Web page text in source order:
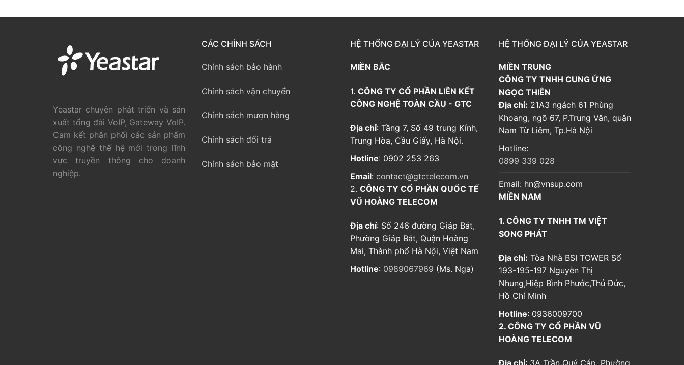
Yeastar chuyên phát triển và sản
xuất tổng đài VoIP, Gateway VoIP.
Cam kết phân phối các sản phẩm
công nghệ thế hệ mới trong lĩnh
vực truyền thông cho doanh
nghiệp.
CÁC CHÍNH SÁCH
Chính sách bảo hành
Chính sách vận chuyển
Chính sách mượn hàng
Chính sách đổi trả
Chính sách bảo mật
HỆ THỐNG ĐẠI LÝ CỦA YEASTAR
MIỀN BẮC
1. CÔNG TY CỔ PHẦN LIÊN KẾT
CÔNG NGHỆ TOÀN CẦU - GTC
Địa chỉ: Tầng 7, Số 49 trung Kính,
Trung Hòa, Cầu Giấy, Hà Nội.
Hotline: 0902 253 263
Email: contact@gtctelecom.vn
2. CÔNG TY CỔ PHẦN QUỐC TẾ
VŨ HOÀNG TELECOM
Địa chỉ: Số 246 đường Giáp Bát,
Phường Giáp Bát, Quận Hoàng
Mai, Thành phố Hà Nội, Việt Nam
Hotline: 0989067969 (Ms. Nga)
HỆ THỐNG ĐẠI LÝ CỦA YEASTAR
MIỀN TRUNG
CÔNG TY TNHH CUNG ỨNG
NGỌC THIÊN
Địa chỉ: 21A3 ngách 61 Phùng
Khoang, ngõ 67, P.Trung Văn, quận
Nam Từ Liêm, Tp.Hà Nội
Hotline:
0899 339 028
Email: hn@vnsup.com
MIỀN NAM
1. CÔNG TY TNHH TM VIỆT
SONG PHÁT
Địa chỉ: Tòa Nhà BSI TOWER Số
193-195-197 Nguyễn Thị
Nhung,Hiệp Bình Phước,Thủ Đức,
Hồ Chí Minh
Hotline: 0936009700
2. CÔNG TY CỔ PHẦN VŨ
HOÀNG TELECOM